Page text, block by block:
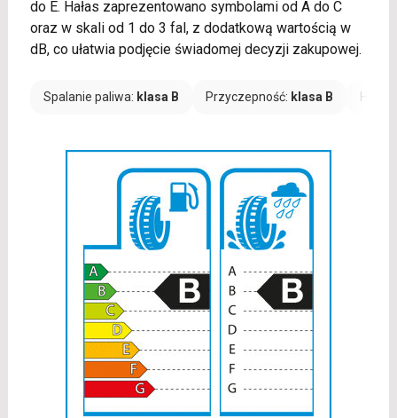
do E. Hałas zaprezentowano symbolami od A do C
oraz w skali od 1 do 3 fal, z dodatkową wartością w
dB, co ułatwia podjęcie świadomej decyzji zakupowej.
Spalanie paliwa: klasa B Przyczepność: klasa B Hałas: